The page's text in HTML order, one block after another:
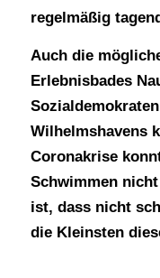
regelmäßig
Auch die
Erlebnisbades
Wilhelmshavens
Coronakrise
Schwimmen
ist, dass nicht
die Kleinsten